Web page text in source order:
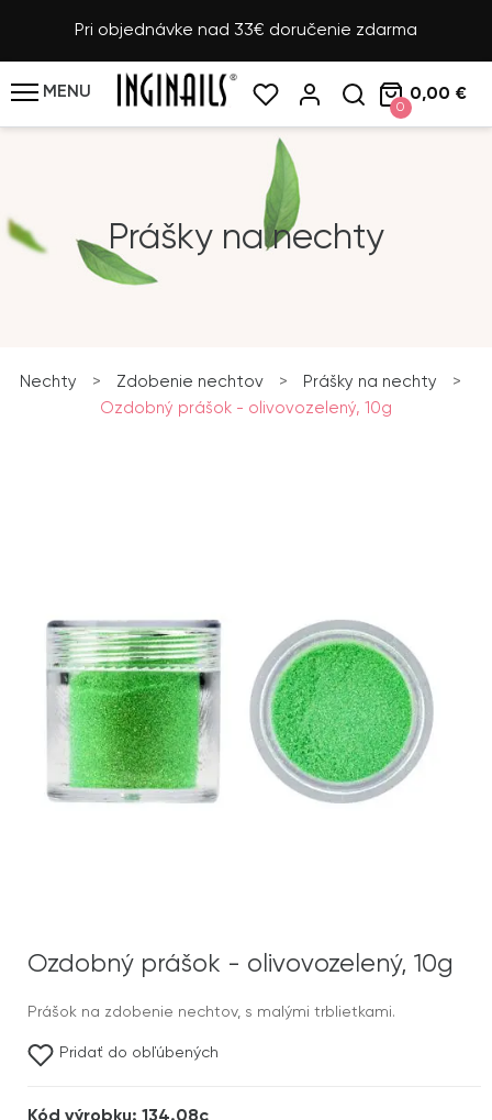
Pri objednávke nad 33€ doručenie zdarma
MENU
0
0,00 €
Prášky na nechty
Nechty > Zdobenie nechtov > Prášky na nechty
>
Ozdobný prášok - olivovozelený, 10g
Ozdobný prášok - olivovozelený, 10g
Prášok na zdobenie nechtov, s malými trblietkami.
Pridať do obľúbených